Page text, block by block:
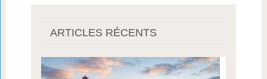
ARTICLES RÉCENTS